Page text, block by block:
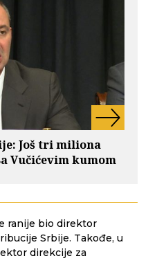
Još tri miliona
Vučićevim kumom
ranije bio direktor
Srbije. Takođe, u
direkcije za